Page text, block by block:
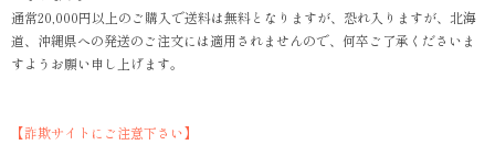
通常20,000円以上のご購入で送料は無料となりますが、恐れ入りますが、北海
道、沖縄県への発送のご注文には適用されませんので、何卒ご了承くださいま
すようお願い申し上げます。
【詐欺サイトにご注意下さい】